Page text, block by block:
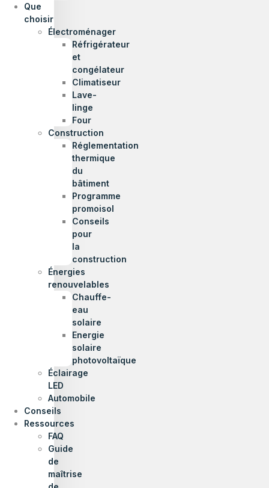
Que
choisir
Électroménager
Réfrigérateur
et
congélateur
Climatiseur
Lave-
linge
Four
Construction
Réglementation
thermique
du
bâtiment
Programme
promoisol
Conseils
pour
la
construction
Énergies
renouvelables
Chauffe-
eau
solaire
Energie
solaire
photovoltaïque
Éclairage
LED
Automobile
Conseils
Ressources
FAQ
Guide
de
maîtrise